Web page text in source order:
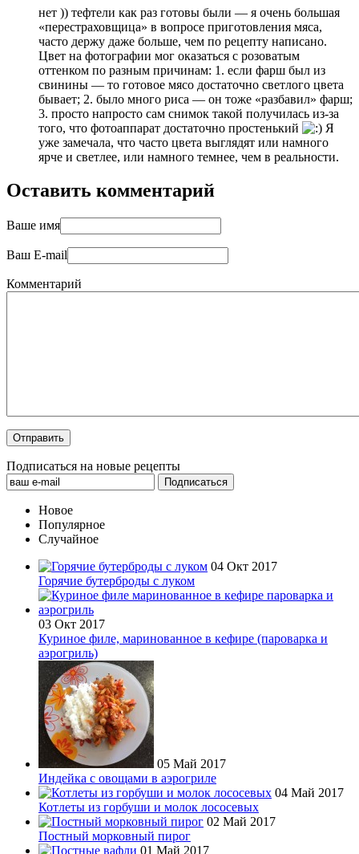
нет )) тефтели как раз готовы были — я очень большая
«перестраховщица» в вопросе приготовления мяса,
часто держу даже больше, чем по рецепту написано.
Цвет на фотографии мог оказаться с розоватым
оттенком по разным причинам: 1. если фарш был из
свинины — то готовое мясо достаточно светлого цвета
бывает; 2. было много риса — он тоже «разбавил» фарш;
3. просто напросто сам снимок такой получилась из-за
того, что фотоаппарат достаточно простенький
Я
уже замечала, что часто цвета выглядят или намного
ярче и светлее, или намного темнее, чем в реальности.
Оставить комментарий
Ваше имя
Ваш E-mail
Комментарий
Подписаться на новые рецепты
Новое
Популярное
Случайное
04 Окт 2017
Горячие бутерброды с луком
03 Окт 2017
Куриное филе, маринованное в кефире (пароварка и
аэрогриль)
05 Май 2017
Индейка с овощами в аэрогриле
04 Май 2017
Котлеты из горбуши и молок лососевых
02 Май 2017
Постный морковный пирог
01 Май 2017